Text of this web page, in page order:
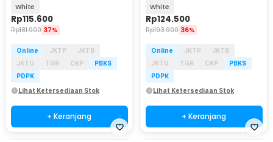
White
Rp115.600
Rp181.900 37%
Online JKTP
JKTB
JKTU
TGR CKP
PBKS
PDPK
Lihat Ketersediaan Stok
+ Keranjang
White
Rp124.500
Rp193.900 36%
Online JKTP
JKTB
JKTU
TGR CKP
PBKS
PDPK
Lihat Ketersediaan Stok
+ Keranjang